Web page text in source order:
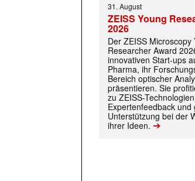
31. August
ZEISS Young
2026
Der ZEISS Microscopy
Researcher Award
innovativen Start-ups
Pharma, ihr
Bereich optischer
präsentieren. Sie
zu ZEISS-
Expertenfeedback und
Unterstützung bei der
ihrer Ideen. ➔